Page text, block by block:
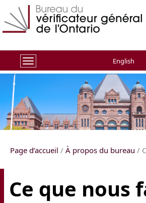
English
Toggle
Page d’accueil / À propos du bureau /
Ce que nous